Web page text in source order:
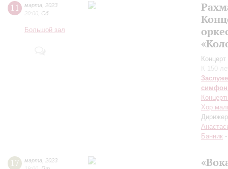
11 марта
2023
20:00 Сб
Большой зал
К 150-
Хор
Банник
17 марта
2023